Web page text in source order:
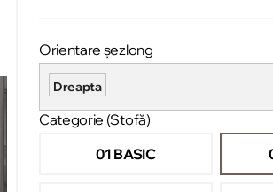
Orientare șezlong
Dreapta
Categorie (Stofă)
01 BASIC